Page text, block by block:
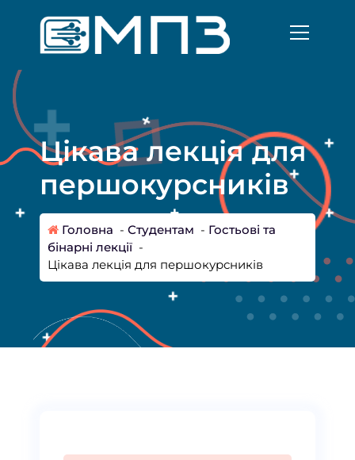
к
Цікава лекція для
першокурсників
Головна - Студентам - Гостьові та
бінарні лекції -
Цікава лекція для першокурсників